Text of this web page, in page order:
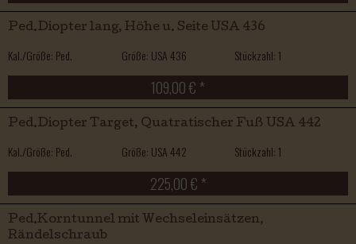
Ped.Diopter lang, Höhe u. Seite USA 436
Kal./Größe: Ped. Größe: USA 436 Stückzahl: 1
109,00 € *
Ped.Diopter Target, Quatratischer Fuß USA 442
Kal./Größe: Ped. Größe: USA 442 Stückzahl: 1
225,00 € *
Ped.Korntunnel mit Wechseleinsätzen,
Rändelschraub